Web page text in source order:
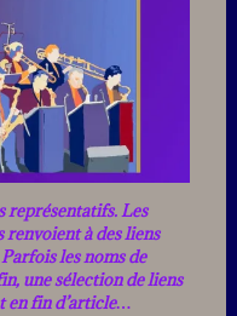
représentatifs. Les
renvoient à des liens
Parfois les noms de
une sélection de liens
en fin d’article…